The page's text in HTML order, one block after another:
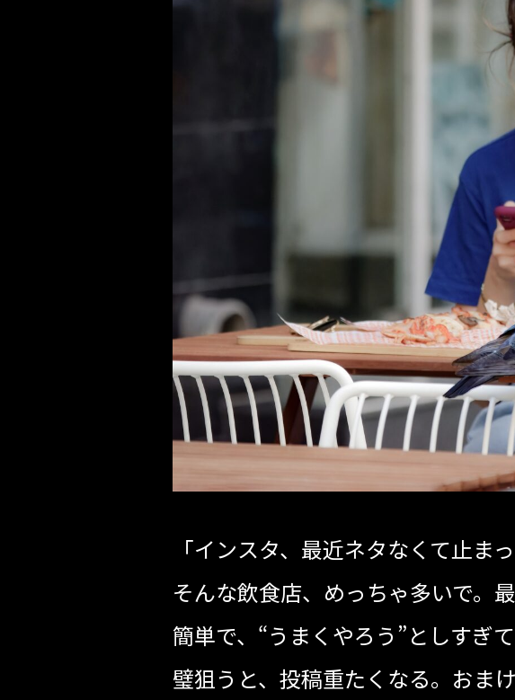
「インスタ、最近ネタなくて止ま
そんな飲食店、めっちゃ多いで。
簡単で、“うまくやろう”としすぎ
璧狙うと、投稿重たくなる。おま